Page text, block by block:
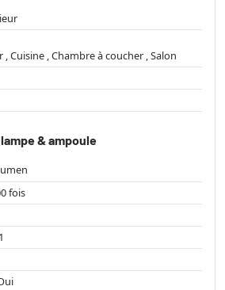
Cuisine , Chambre à coucher , Salon
& ampoule
fois
1